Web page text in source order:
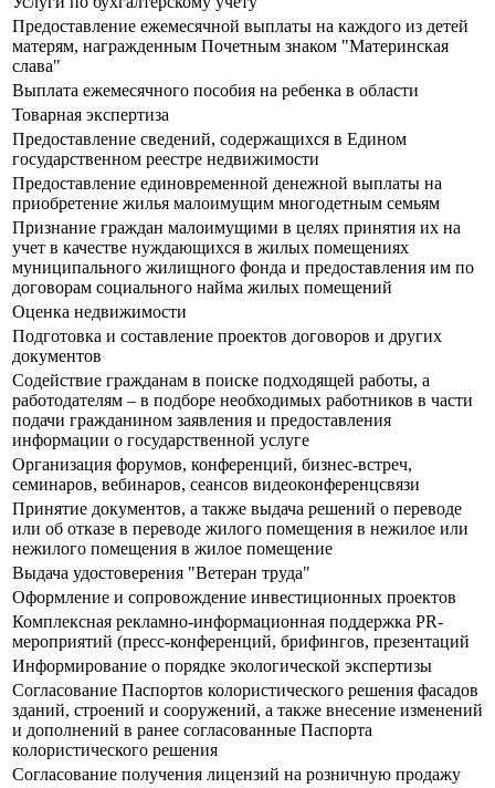
Предоставление ежемесячной выплаты на каждого из детей
матерям, награжденным Почетным знаком "Материнская
слава"
Выплата ежемесячного пособия на ребенка в области
Товарная экспертиза
Предоставление сведений, содержащихся в Едином
государственном реестре недвижимости
Предоставление единовременной денежной выплаты на
приобретение жилья малоимущим многодетным семьям
Признание граждан малоимущими в целях принятия их на
учет в качестве нуждающихся в жилых помещениях
муниципального жилищного фонда и предоставления им по
договорам социального найма жилых помещений
Оценка недвижимости
Подготовка и составление проектов договоров и других
документов
Содействие гражданам в поиске подходящей работы, а
работодателям – в подборе необходимых работников в части
подачи гражданином заявления и предоставления
информации о государственной услуге
Организация форумов, конференций, бизнес-встреч,
семинаров, вебинаров, сеансов видеоконференцсвязи
Принятие документов, а также выдача решений о переводе
или об отказе в переводе жилого помещения в нежилое или
нежилого помещения в жилое помещение
Выдача удостоверения "Ветеран труда"
Оформление и сопровождение инвестиционных проектов
Комплексная рекламно-информационная поддержка PR-
мероприятий (пресс-конференций, брифингов, презентаций
Информирование о порядке экологической экспертизы
Согласование Паспортов колористического решения фасадов
зданий, строений и сооружений, а также внесение изменений
и дополнений в ранее согласованные Паспорта
колористического решения
Согласование получения лицензий на розничную продажу